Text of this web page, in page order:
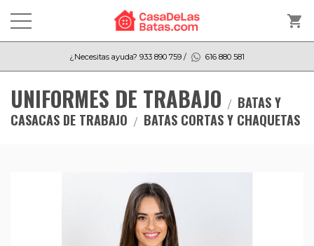
shopping_cart
¿Necesitas ayuda? 933 890 759 / 616 880 581
UNIFORMES DE TRABAJO
BATAS Y
CASACAS DE TRABAJO
BATAS CORTAS Y CHAQUETAS